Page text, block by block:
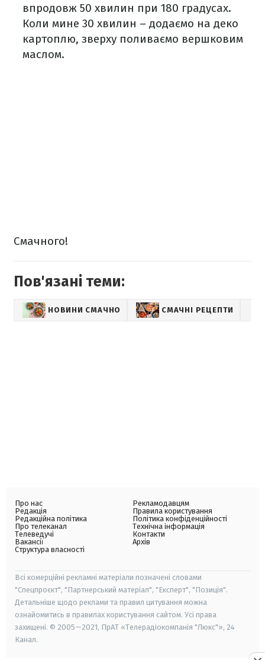
впродовж 50 хвилин при 180 градусах.
Коли мине 30 хвилин – додаємо на деко
картоплю, зверху поливаємо вершковим
маслом.
Смачного!
Пов'язані теми:
НОВИНИ СМАЧНО СМАЧНІ РЕЦЕПТИ
Про нас
Редакція
Редакційна політика
Про телеканал
Телеведучі
Вакансії
Структура власності
Рекламодавцям
Правила користування
Політика конфіденційності
Технічна інформація
Контакти
Архів
Всі комерційні рекламні матеріали позначені словами
"Спецпроєкт", "Партнерський матеріал", "Експерт", "Позиція".
Детальніше щодо реклами та правил цитування можна
ознайомитись в правилах користування сайтом. Усі права
захищені. © 2005—2021, ПрАТ «Телерадіокомпанія "Люкс"», 24
Канал.